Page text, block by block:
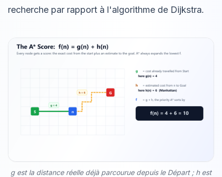
recherche par rapport à l'algorithme de Dijkstra.
g est la distance réelle déjà parcourue depuis le Départ ; h est